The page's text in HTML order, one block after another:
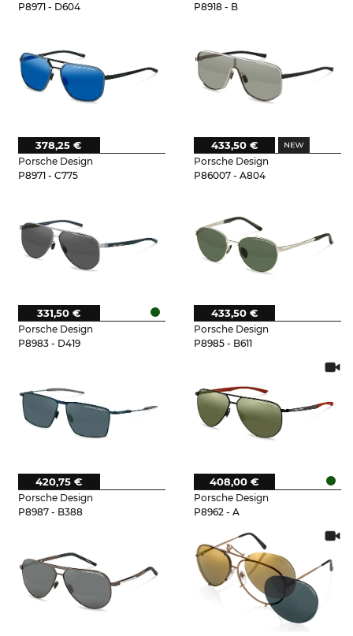
P8971 - D604
P8918 - B
Porsche Design
P8971 - C775
378,25 €
Porsche Design
P86007 - A804
433,50 €
Porsche Design
P8983 - D419
331,50 €
Porsche Design
P8985 - B611
433,50 €
Porsche Design
P8987 - B388
420,75 €
Porsche Design
P8962 - A
408,00 €